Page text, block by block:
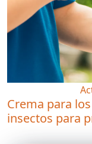
Crema para
insectos para